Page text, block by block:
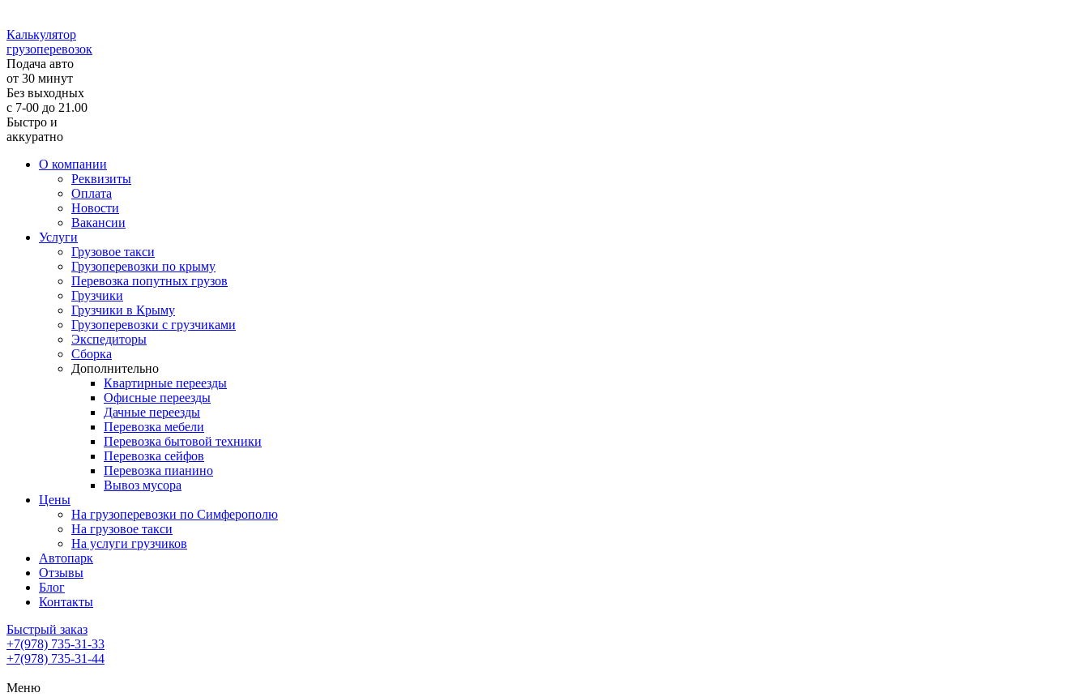
Калькулятор
грузоперевозок
Подача авто
от 30 минут
Без выходных
с 7-00 до 21.00
Быстро и
аккуратно
О компании
Реквизиты
Оплата
Новости
Вакансии
Услуги
Грузовое такси
Грузоперевозки по крыму
Перевозка попутных грузов
Грузчики
Грузчики в Крыму
Грузоперевозки с грузчиками
Экспедиторы
Сборка
Дополнительно
Квартирные переезды
Офисные переезды
Дачные переезды
Перевозка мебели
Перевозка бытовой техники
Перевозка сейфов
Перевозка пианино
Вывоз мусора
Цены
На грузоперевозки по Симферополю
На грузовое такси
На услуги грузчиков
Автопарк
Отзывы
Блог
Контакты
Быстрый заказ
+7(978) 735-31-33
+7(978) 735-31-44
Меню